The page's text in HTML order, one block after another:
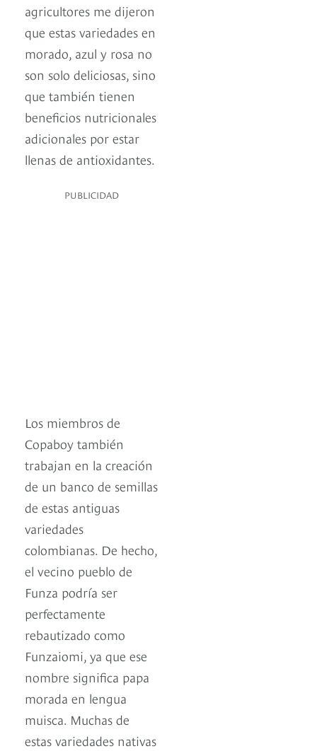
agricultores me dijeron
que estas variedades en
morado, azul y rosa no
son solo deliciosas, sino
que también tienen
beneficios nutricionales
adicionales por estar
llenas de antioxidantes.
PUBLICIDAD
Los miembros de
Copaboy también
trabajan en la creación
de un banco de semillas
de estas antiguas
variedades
colombianas. De hecho,
el vecino pueblo de
Funza podría ser
perfectamente
rebautizado como
Funzaiomi, ya que ese
nombre significa papa
morada en lengua
muisca. Muchas de
estas variedades nativas